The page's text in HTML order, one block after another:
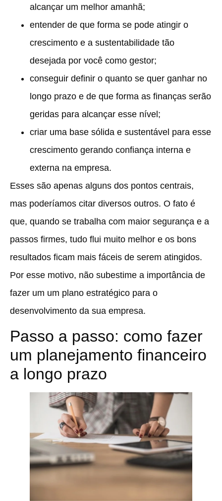
alcançar um melhor amanhã;
entender de que forma se pode atingir o
crescimento e a sustentabilidade tão
desejada por você como gestor;
conseguir definir o quanto se quer ganhar no
longo prazo e de que forma as finanças serão
geridas para alcançar esse nível;
criar uma base sólida e sustentável para esse
crescimento gerando confiança interna e
externa na empresa.
Esses são apenas alguns dos pontos centrais,
mas poderíamos citar diversos outros. O fato é
que, quando se trabalha com maior segurança e a
passos firmes, tudo flui muito melhor e os bons
resultados ficam mais fáceis de serem atingidos.
Por esse motivo, não subestime a importância de
fazer um um plano estratégico para o
desenvolvimento da sua empresa.
Passo a passo: como fazer
um planejamento financeiro
a longo prazo